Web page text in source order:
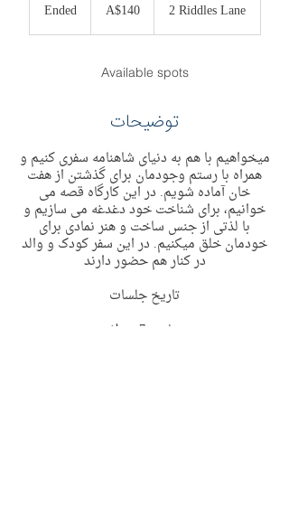
EndedE
n
Australian
dollarsA$140 2 Riddles Lane
Available spots
توضیحات
میخواهیم با هم به دنیای شاهنامه سفری کنیم و
همراه با رستم وجودمان برای گذشتن از هفت
خان آماده شویم. در این کارگاه قصه می
خوانیم، برای شناخت خود دغدغه می سازیم و
با لذتی از جنس ساخت و هنر نمادی برای
خودمان خلق میکنیم. در این سفر کودک و والد
در کنار هم حضور دارند
تاریخ جلسات
دوشنبه 7 جولای